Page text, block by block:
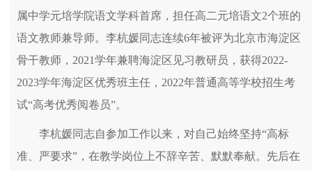
属中学元培学院语文学科首席，担任高二元培语文2个班的
语文教师兼导师。李杭媛同志连续6年被评为北京市海淀区
骨干教师，2021学年兼聘海淀区见习教研员，获得2022-
2023学年海淀区优秀班主任，2022年普通高等学校招生考
试“高考优秀阅卷员”。
李杭媛同志自参加工作以来，对自己始终坚持“高标
准、严要求”，在教学岗位上不辞辛苦、默默奉献。先后在